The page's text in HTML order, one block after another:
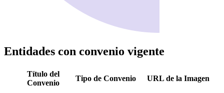
Entidades con convenio vigente
Título del
Convenio
Tipo de Convenio URL de la Imagen